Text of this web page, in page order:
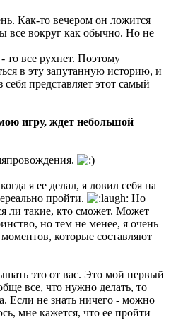
Как-то вечером он ложится
все вокруг как обычно. Но не
то все рухнет. Поэтому
в эту запутанную историю, и
представляет этот самый
игру, ждет небольшой
я ее делал, я ловил себя на
пройти.
Но
ли такие, кто сможет. Может
но тем не менее, я очень
которые составляют
это от вас. Это мой первый
все, что нужно делать, то
Если не знать ничего - можно
мне кажется, что ее пройти